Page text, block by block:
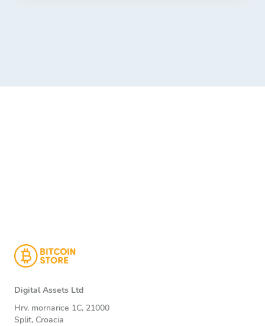
Digital Assets Ltd
Hrv. mornarice 1C, 21000
Split, Croacia